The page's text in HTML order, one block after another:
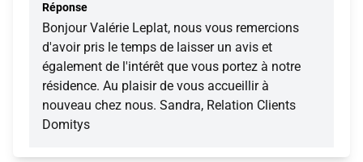
Réponse
Bonjour Valérie Leplat, nous vous remercions
d'avoir pris le temps de laisser un avis et
également de l'intérêt que vous portez à notre
résidence. Au plaisir de vous accueillir à
nouveau chez nous. Sandra, Relation Clients
Domitys